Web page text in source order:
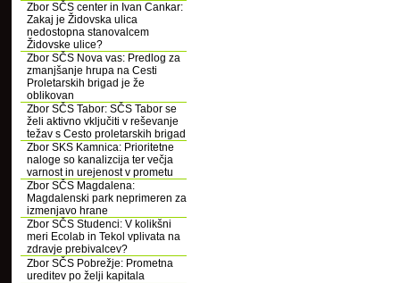
Zbor SČS center in Ivan Cankar:
Zakaj je Židovska ulica
nedostopna stanovalcem
Židovske ulice?
Zbor SČS Nova vas: Predlog za
zmanjšanje hrupa na Cesti
Proletarskih brigad je že
oblikovan
Zbor SČS Tabor: SČS Tabor se
želi aktivno vključiti v reševanje
težav s Cesto proletarskih brigad
Zbor SKS Kamnica: Prioritetne
naloge so kanalizcija ter večja
varnost in urejenost v prometu
Zbor SČS Magdalena:
Magdalenski park neprimeren za
izmenjavo hrane
Zbor SČS Studenci: V kolikšni
meri Ecolab in Tekol vplivata na
zdravje prebivalcev?
Zbor SČS Pobrežje: Prometna
ureditev po želji kapitala